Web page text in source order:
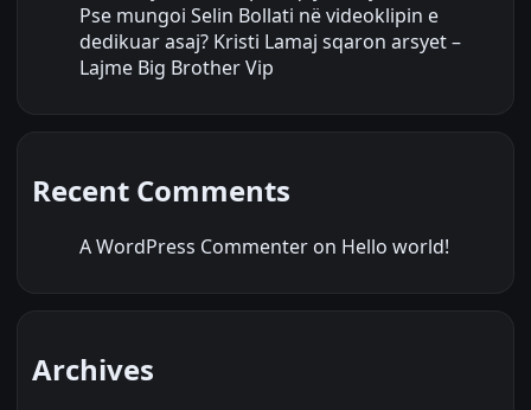
Pse mungoi Selin Bollati në videoklipin e
dedikuar asaj? Kristi Lamaj sqaron arsyet –
Lajme Big Brother Vip
Recent Comments
A WordPress Commenter on Hello world!
Archives